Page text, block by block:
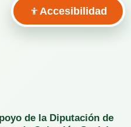
de la Diputación de
Accesibilidad